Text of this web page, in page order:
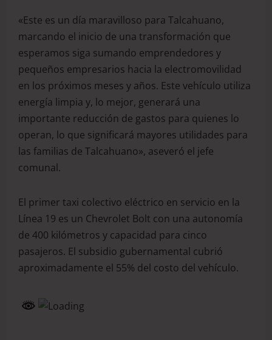
«Este es un día maravilloso para Talcahuano,
marcando el inicio de una transformación que
esperamos siga sumando emprendedores y
pequeños empresarios hacia la electromovilidad
en los próximos meses y años. Este vehículo utiliza
energía limpia y, lo mejor, generará una
importante reducción de gastos para quienes lo
operan, lo que significará mayores utilidades para
las familias de Talcahuano», aseveró el jefe
comunal.
El primer taxi colectivo eléctrico en servicio en la
Línea 19 es un Chevrolet Bolt con una autonomía
de 400 kilómetros y capacidad para cinco
pasajeros. El subsidio gubernamental cubrió
aproximadamente el 55% del costo del vehículo.